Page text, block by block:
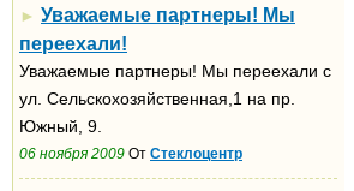
► Уважаемые партнеры! Мы
переехали!
Уважаемые партнеры! Мы переехали с
ул. Сельскохозяйственная,1 на пр.
Южный, 9.
06 ноября 2009 От Стеклоцентр